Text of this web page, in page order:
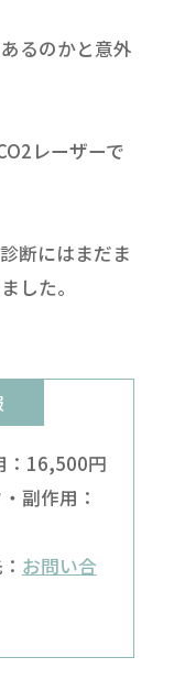
るのかと意外
レーザーで
断にはまだま
した。
：16,500円
副作用：
お問い合